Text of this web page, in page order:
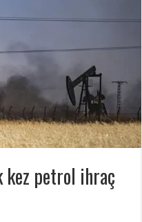
kez petrol ihraç